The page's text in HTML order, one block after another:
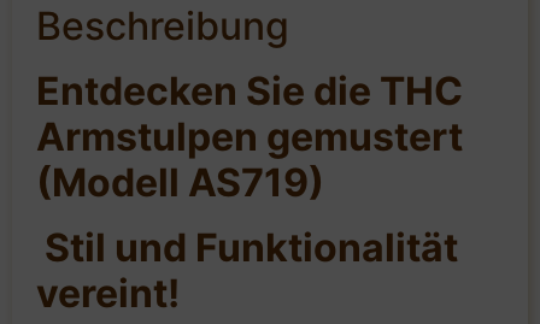
Beschreibung
Entdecken Sie die THC
Armstulpen gemustert
(Modell AS719)
Stil und Funktionalität
vereint!